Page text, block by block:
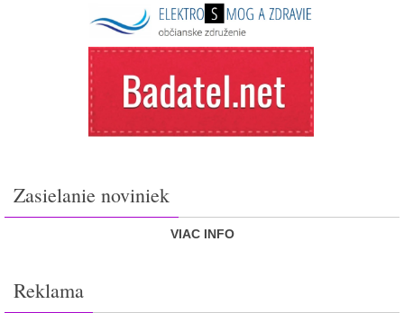
Zasielanie noviniek
VIAC INFO
Reklama